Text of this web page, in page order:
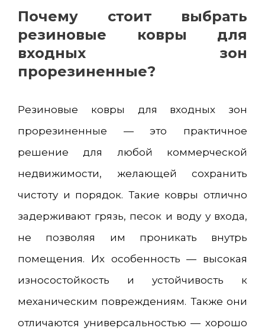
Почему стоит выбрать
резиновые ковры для
входных зон
прорезиненные?
Резиновые ковры для входных зон
прорезиненные — это практичное
решение для любой коммерческой
недвижимости, желающей сохранить
чистоту и порядок. Такие ковры отлично
задерживают грязь, песок и воду у входа,
не позволяя им проникать внутрь
помещения. Их особенность — высокая
износостойкость и устойчивость к
механическим повреждениям. Также они
отличаются универсальностью — хорошо